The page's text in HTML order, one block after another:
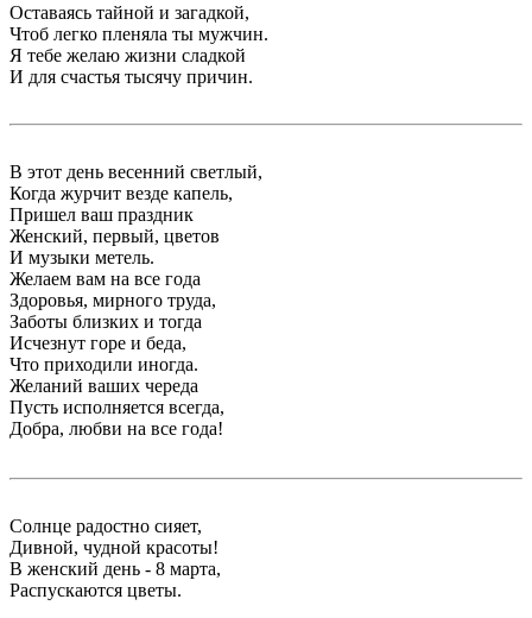
Оставаясь тайной и загадкой,
Чтоб легко пленяла ты мужчин.
Я тебе желаю жизни сладкой
И для счастья тысячу причин.
В этот день весенний светлый,
Когда журчит везде капель,
Пришел ваш праздник
Женский, первый, цветов
И музыки метель.
Желаем вам на все года
Здоровья, мирного труда,
Заботы близких и тогда
Исчезнут горе и беда,
Что приходили иногда.
Желаний ваших череда
Пусть исполняется всегда,
Добра, любви на все года!
Солнце радостно сияет,
Дивной, чудной красоты!
В женский день - 8 марта,
Распускаются цветы.